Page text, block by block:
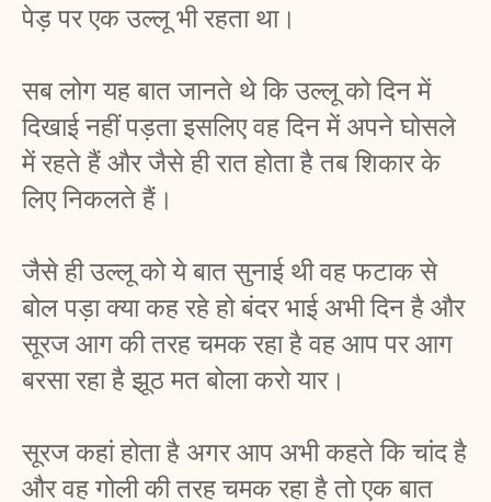
पेड़ पर एक उल्लू भी रहता था।
सब लोग यह बात जानते थे कि उल्लू को दिन में
दिखाई नहीं पड़ता इसलिए वह दिन में अपने घोसले
में रहते हैं और जैसे ही रात होता है तब शिकार के
लिए निकलते हैं।
जैसे ही उल्लू को ये बात सुनाई थी वह फटाक से
बोल पड़ा क्या कह रहे हो बंदर भाई अभी दिन है और
सूरज आग की तरह चमक रहा है वह आप पर आग
बरसा रहा है झूठ मत बोला करो यार।
सूरज कहां होता है अगर आप अभी कहते कि चांद है
और वह गोली की तरह चमक रहा है तो एक बात